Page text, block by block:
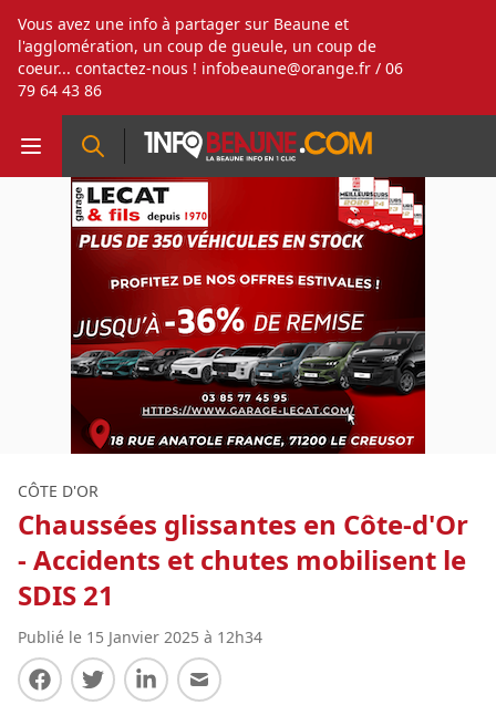
Vous avez une info à partager sur Beaune et
l'agglomération, un coup de gueule, un coup de
coeur... contactez-nous ! infobeaune@orange.fr / 06
79 64 43 86
CÔTE D'OR
Chaussées glissantes en Côte-d'Or
- Accidents et chutes mobilisent le
SDIS 21
Publié le 15 Janvier 2025 à 12h34
Partager sur Facebook
Partager sur Twitter
Partager sur LinkedIn
Partager par E-mail